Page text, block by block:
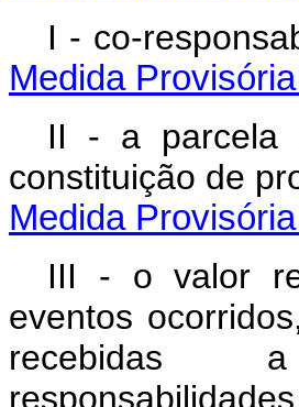
I - co-
Medida
II - a parcela
Medida
III - o valor
eventos